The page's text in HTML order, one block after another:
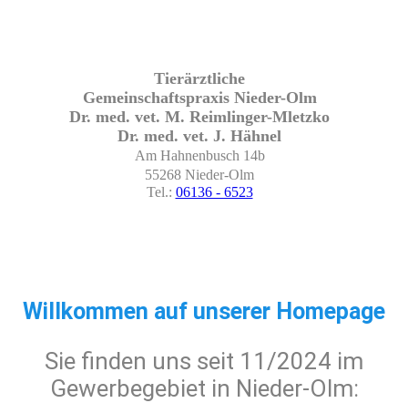
Tierärztliche
Gemeinschaftspraxis Nieder-Olm
Dr. med. vet. M. Reimlinger-Mletzko
Dr. med. vet. J. Hähnel
Am Hahnenbusch 14b
55268 Nieder-Olm
Tel.: 06136 - 6523
Willkommen auf unserer Homepage
Sie finden uns seit 11/2024 im
Gewerbegebiet in Nieder-Olm: